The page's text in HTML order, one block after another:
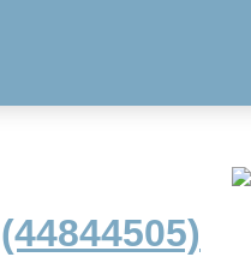
(44844505)